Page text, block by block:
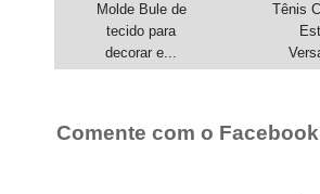
Molde Bule de
tecido para
decorar e...
Tênis
Comente com o